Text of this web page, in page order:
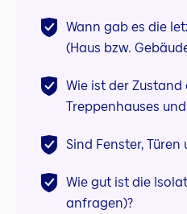
Wann gab es die
(Haus bzw.
Wie ist der Zustand
Treppenhauses
Sind Fenster,
Wie gut ist die
anfragen)?